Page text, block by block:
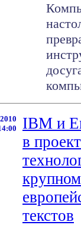
IBM и
в
текстов